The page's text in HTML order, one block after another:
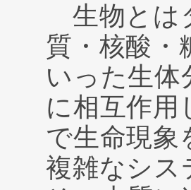
生物とは
質・核酸・
いった生体
に相互作用
で生命現象
複雑なシス